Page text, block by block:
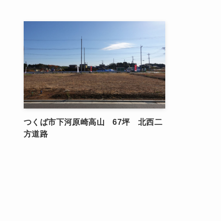
つくば市下河原崎高山 67坪 北西二
方道路